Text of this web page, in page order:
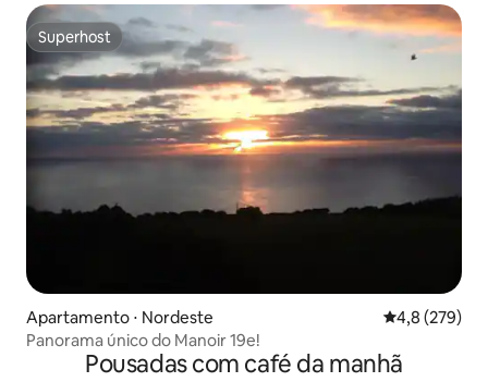
Superhost
Superhost
Apartamento ⋅ Nordeste 4,8 de uma
4,8 (279)
Panorama único do Manoir 19e!
Pousadas com café da manhã